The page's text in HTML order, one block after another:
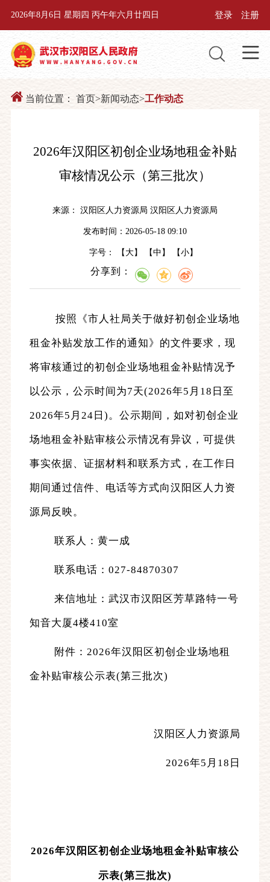
2026年8月6日 星期四 丙午年六月廿四日 登录 注册
当前位置： 首页>新闻动态>工作动态
2026年汉阳区初创企业场地租金补贴
审核情况公示（第三批次）
来源： 汉阳区人力资源局 汉阳区人力资源局
发布时间：2026-05-18 09:10
字号： 【 大】 【中 】 【小】
分享到：
按照《市人社局关于做好初创企业场地
租金补贴发放工作的通知》的文件要求，现
将审核通过的初创企业场地租金补贴情况予
以公示，公示时间为7天(2026年5月18日至
2026年5月24日)。公示期间，如对初创企业
场地租金补贴审核公示情况有异议，可提供
事实依据、证据材料和联系方式，在工作日
期间通过信件、电话等方式向汉阳区人力资
源局反映。
联系人：黄一成
联系电话： 027-84870307
来信地址：武汉市汉阳区芳草路特一号
知音大厦4楼410室
附件： 2026年汉阳区初创企业场地租
金补贴审核公示表(第三批次)
汉阳区人力资源局
2026年5月18日
2026年汉阳区初创企业场地租金补贴审核公
示表(第三批次)